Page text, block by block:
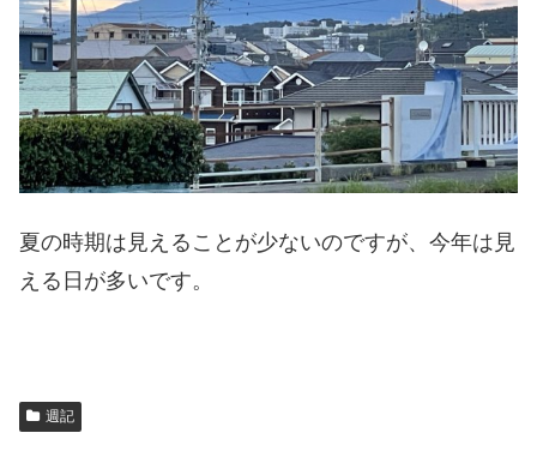
夏の時期は見えることが少ないのですが、今年は見
える日が多いです。
週記